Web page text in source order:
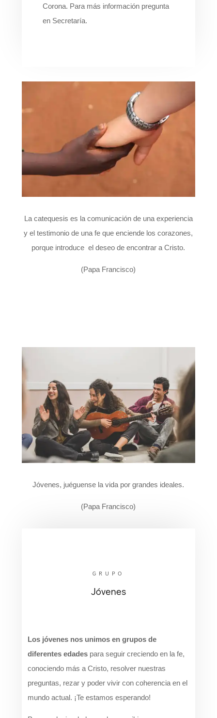
Corona. Para más información pregunta
en Secretaría.
La catequesis es la comunicación de una experiencia
y el testimonio de una fe que enciende los corazones,
porque introduce el deseo de encontrar a Cristo.
(Papa Francisco)
Jóvenes, juéguense la vida por grandes ideales.
(Papa Francisco)
GRUPO
Jóvenes
Los jóvenes nos unimos en grupos de
diferentes edadespara seguir creciendo en la fe,
conociendo más a Cristo, resolver nuestras
preguntas, rezar y poder vivir con coherencia en el
mundo actual. ¡Te estamos esperando!